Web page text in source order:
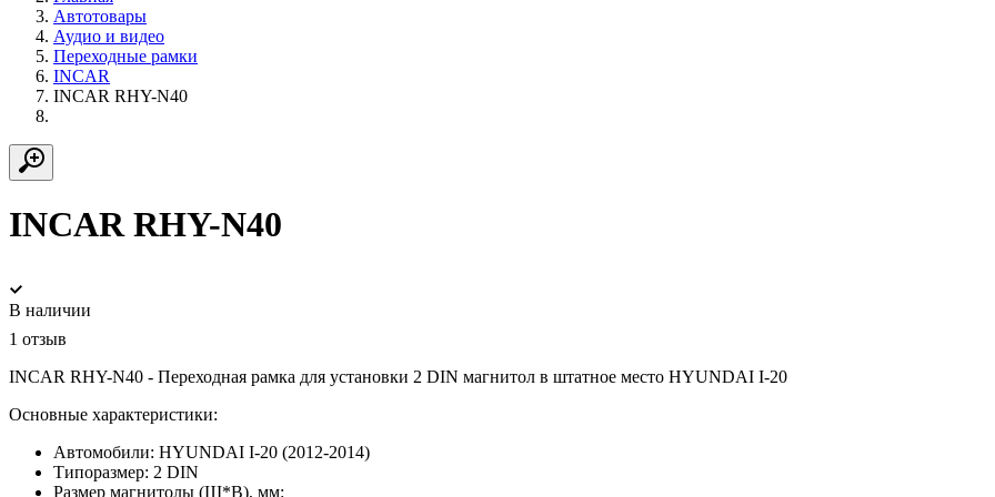
Автотовары
Аудио и видео
Переходные рамки
INCAR
INCAR RHY-N40
INCAR RHY-N40
В наличии
1 отзыв
INCAR RHY-N40 - Переходная рамка для установки 2 DIN магнитол в штатное место HYUNDAI I-20
Основные характеристики:
Автомобили: HYUNDAI I-20 (2012-2014)
Типоразмер: 2 DIN
Размер магнитолы (Ш*В), мм: